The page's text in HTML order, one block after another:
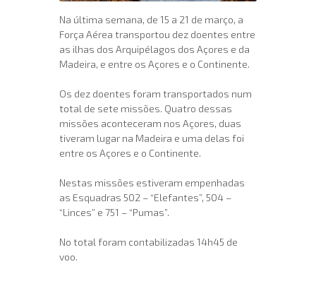
Na última semana, de 15 a 21 de março, a
Força Aérea transportou dez doentes entre
as ilhas dos Arquipélagos dos Açores e da
Madeira, e entre os Açores e o Continente.
Os dez doentes foram transportados num
total de sete missões. Quatro dessas
missões aconteceram nos Açores, duas
tiveram lugar na Madeira e uma delas foi
entre os Açores e o Continente.
Nestas missões estiveram empenhadas
as Esquadras 502 – “Elefantes”, 504 –
“Linces” e 751 – “Pumas”.
No total foram contabilizadas 14h45 de
voo.